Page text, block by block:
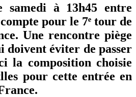
samedi à 13h45 entre
pour le 7ᵉ tour de
Une rencontre piège
doivent éviter de passer
la composition choisie
pour cette entrée en